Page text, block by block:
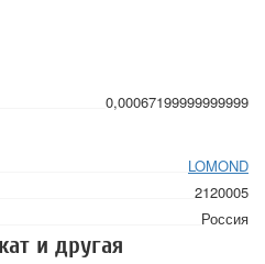
0,00067199999999999
LOMOND
2120005
Россия
и другая